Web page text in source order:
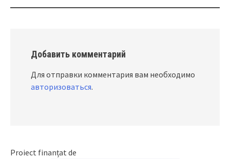
Добавить комментарий
Для отправки комментария вам необходимо
авторизоваться.
Proiect finanțat de